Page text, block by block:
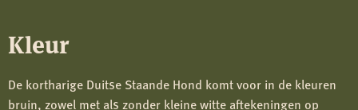
Kleur
De kortharige Duitse Staande Hond komt voor in de kleuren
bruin, zowel met als zonder kleine witte aftekeningen op